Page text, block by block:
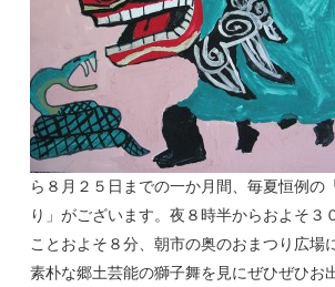
ら８月２５日までの一か月間、毎夏恒例の
り」がございます。夜８時半からおよそ３
ことおよそ８分、朝市の奥のおまつり広場
素朴な郷土芸能の獅子舞を見にぜひぜひお